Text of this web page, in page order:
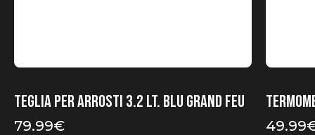
Teglia per arrosti 3.2 Lt. Blu Grand Feu
79.99€ 49.99